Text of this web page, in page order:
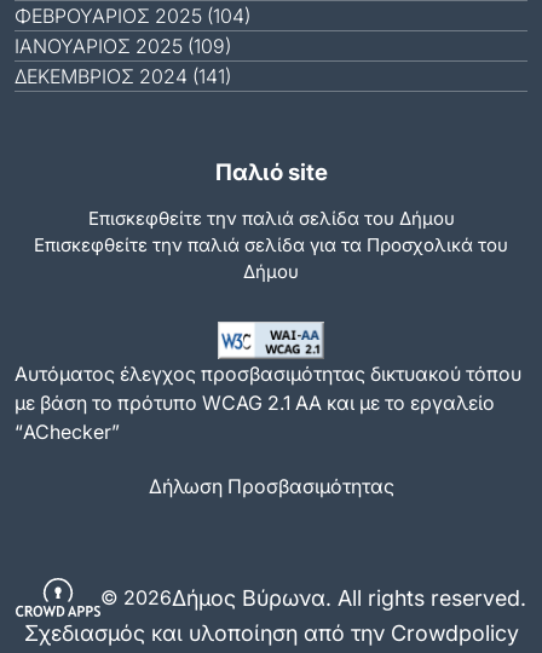
ΦΕΒΡΟΥΆΡΙΟΣ 2025 (104)
ΙΑΝΟΥΆΡΙΟΣ 2025 (109)
ΔΕΚΈΜΒΡΙΟΣ 2024 (141)
Παλιό site
Επισκεφθείτε την παλιά σελίδα του Δήμου
Eπισκεφθείτε την παλιά σελίδα για τα Προσχολικά του
Δήμου
Αυτόματος έλεγχος προσβασιμότητας δικτυακού τόπου
με βάση το πρότυπο WCAG 2.1 AA και με το εργαλείο
“AChecker”
Δήλωση Προσβασιμότητας
© 2026Δήμος Βύρωνα. All rights reserved.
Σχεδιασμός και υλοποίηση από την Crowdpolicy